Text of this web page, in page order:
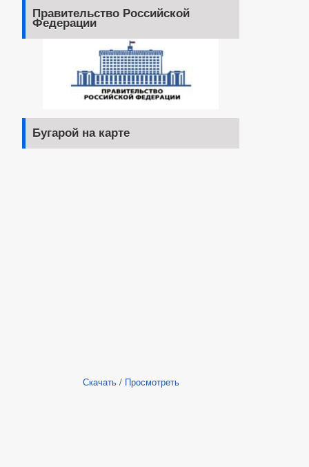
Правительство Российской
Федерации
Бугарой на карте
Скачать/ Просмотреть